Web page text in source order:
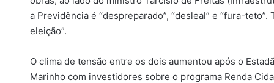
a Previdência é “despreparado”, “desleal” e “fura-
eleição”.
O clima de tensão entre os dois aumentou após o
Marinho com investidores sobre o programa Renda